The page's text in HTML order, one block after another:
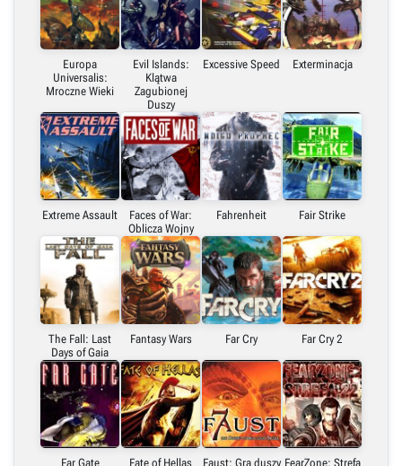
Europa
Universalis:
Mroczne Wieki
Evil Islands:
Klątwa
Zagubionej
Duszy
Excessive Speed Exterminacja
Extreme Assault
Faces of War:
Oblicza Wojny
Fahrenheit Fair Strike
The Fall: Last
Days of Gaia
Fantasy Wars Far Cry Far Cry 2
Far Gate Fate of Hellas Faust: Gra duszy FearZone: Strefa